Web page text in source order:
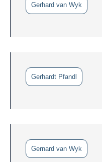
Gerhard van Wyk
Gerhardt Pfandl
Gernard van Wyk